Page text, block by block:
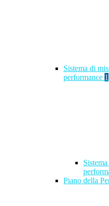
Sistema di
performance 1
Piano della